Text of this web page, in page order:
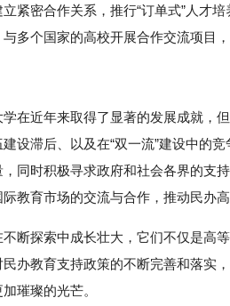
紧密合作关系，推行“订单式”人才
多个国家的高校开展合作交流项目
在近年来取得了显著的发展成就，
设滞后、以及在“双一流”建设中的
同时积极寻求政府和社会各界的支
教育市场的交流与合作，推动民办
断探索中成长壮大，它们不仅是高
办教育支持政策的不断完善和落实
璀璨的光芒。